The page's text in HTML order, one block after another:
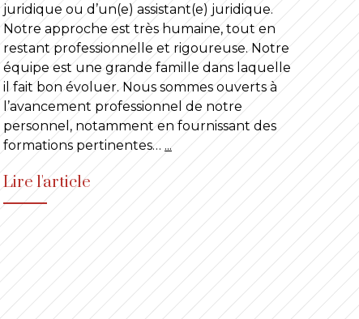
juridique ou d’un(e) assistant(e) juridique.
Notre approche est très humaine, tout en
restant professionnelle et rigoureuse. Notre
équipe est une grande famille dans laquelle
il fait bon évoluer. Nous sommes ouverts à
l’avancement professionnel de notre
personnel, notamment en fournissant des
formations pertinentes… ...
Lire l'article